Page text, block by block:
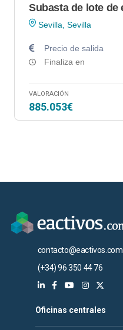
Sevilla, Sevilla
Precio de salida
Finaliza en
VALORACIÓN
885.053€
contacto@eactivos.com
(+34) 96 350 44 76
Oficinas centrales